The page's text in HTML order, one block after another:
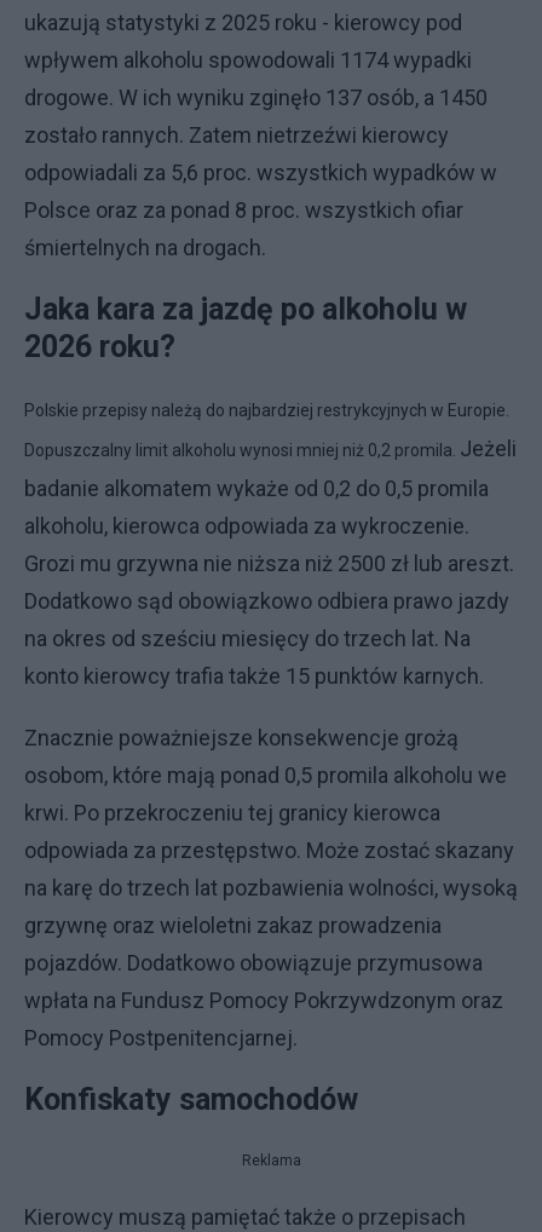
ukazują statystyki z 2025 roku - kierowcy pod
wpływem alkoholu spowodowali 1174 wypadki
drogowe. W ich wyniku zginęło 137 osób, a 1450
zostało rannych. Zatem nietrzeźwi kierowcy
odpowiadali za 5,6 proc. wszystkich wypadków w
Polsce oraz za ponad 8 proc. wszystkich ofiar
śmiertelnych na drogach.
Jaka kara za jazdę po alkoholu w
2026 roku?
Polskie przepisy należą do najbardziej restrykcyjnych w Europie.
Dopuszczalny limit alkoholu wynosi mniej niż 0,2 promila. Jeżeli
badanie alkomatem wykaże od 0,2 do 0,5 promila
alkoholu, kierowca odpowiada za wykroczenie.
Grozi mu grzywna nie niższa niż 2500 zł lub areszt.
Dodatkowo sąd obowiązkowo odbiera prawo jazdy
na okres od sześciu miesięcy do trzech lat. Na
konto kierowcy trafia także 15 punktów karnych.
Znacznie poważniejsze konsekwencje grożą
osobom, które mają ponad 0,5 promila alkoholu we
krwi. Po przekroczeniu tej granicy kierowca
odpowiada za przestępstwo. Może zostać skazany
na karę do trzech lat pozbawienia wolności, wysoką
grzywnę oraz wieloletni zakaz prowadzenia
pojazdów. Dodatkowo obowiązuje przymusowa
wpłata na Fundusz Pomocy Pokrzywdzonym oraz
Pomocy Postpenitencjarnej.
Konfiskaty samochodów
Reklama
Kierowcy muszą pamiętać także o przepisach